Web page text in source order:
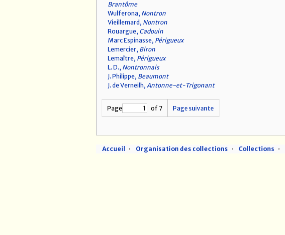
Brantôme
Wulferona, Nontron
Vieillemard, Nontron
Rouargue, Cadouin
Marc Espinasse, Périgueux
Lemercier, Biron
Lemaître, Périgueux
L. D., Nontronnais
J. Philippe, Beaumont
J. de Verneilh, Antonne-et-Trigonant
Page of 7 Page suivante
Accueil Organisation des collections Collections